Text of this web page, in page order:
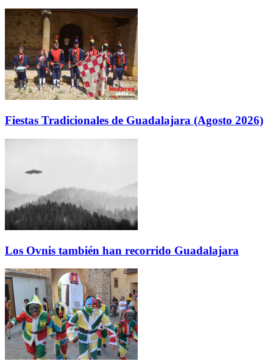
Fiestas Tradicionales de Guadalajara (Agosto 2026)
Los Ovnis también han recorrido Guadalajara